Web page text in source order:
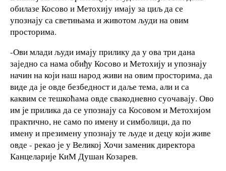
обилазе Косово и Метохију имају за циљ да се
упознају са светињама и животом људи на овим
просторима.
-Ови млади људи имају прилику да у ова три дана
заједно са нама обиђу Косово и Метохију и упознају
начин на који наш народ живи на овим просторима, да
виде да је овде безбедност и даље тема, али и са
каквим се тешкоћама овде свакодневно суочавају. Ово
им је прилика да се упознају са Косовом и Метохијом
практично, не само по имену и симболици, да по
имену и презимену упознају те људе и децу који живе
овде - рекао је у Великој Хочи заменик директора
Канцеларије КиМ Душан Козарев.